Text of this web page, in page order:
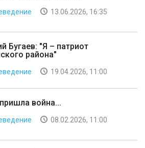
13.06.2026, 16:35
Бугаев: "Я – патриот
района"
19.04.2026, 11:00
война...
08.02.2026, 11:00